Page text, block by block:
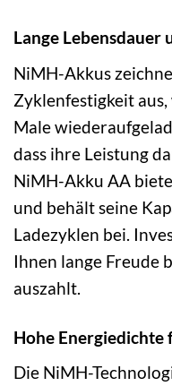
Lange
NiMH-Akkus
Zyklenfestigkeit aus,
Male
dass ihre Leistung
NiMH-Akku AA
und behält seine
Ladezyklen bei.
Ihnen lange Freude
auszahlt.
Hohe Energiedichte
Die NiMH-